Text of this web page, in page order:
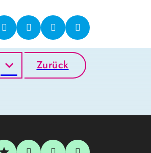
Zurück